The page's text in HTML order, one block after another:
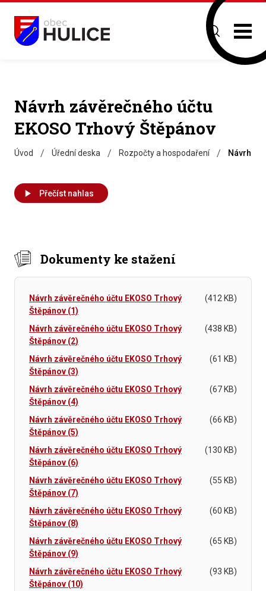
Návrh závěrečného účtu
EKOSO Trhový Štěpánov
Úvod / Úřední deska / Rozpočty a hospodaření / Návrh
Přečíst nahlas
Dokumenty ke stažení
Návrh závěrečného účtu EKOSO Trhový
Štěpánov (1)
(412 KB)
Návrh závěrečného účtu EKOSO Trhový
Štěpánov (2)
(438 KB)
Návrh závěrečného účtu EKOSO Trhový
Štěpánov (3)
(61 KB)
Návrh závěrečného účtu EKOSO Trhový
Štěpánov (4)
(67 KB)
Návrh závěrečného účtu EKOSO Trhový
Štěpánov (5)
(66 KB)
Návrh závěrečného účtu EKOSO Trhový
Štěpánov (6)
(130 KB)
Návrh závěrečného účtu EKOSO Trhový
Štěpánov (7)
(55 KB)
Návrh závěrečného účtu EKOSO Trhový
Štěpánov (8)
(60 KB)
Návrh závěrečného účtu EKOSO Trhový
Štěpánov (9)
(65 KB)
Návrh závěrečného účtu EKOSO Trhový
Štěpánov (10)
(93 KB)